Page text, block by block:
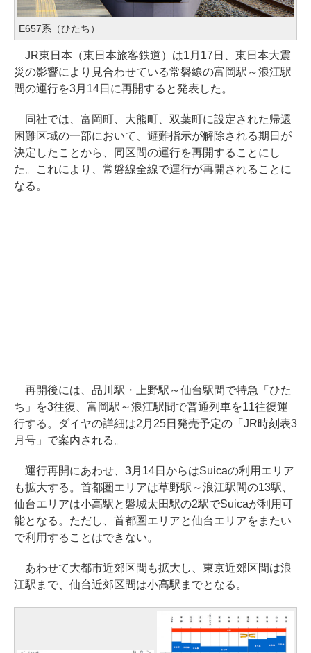
E657系（ひたち）
JR東日本（東日本旅客鉄道）は1月17日、東日本大震
災の影響により見合わせている常磐線の富岡駅～浪江駅
間の運行を3月14日に再開すると発表した。
同社では、富岡町、大熊町、双葉町に設定された帰還
困難区域の一部において、避難指示が解除される期日が
決定したことから、同区間の運行を再開することにし
た。これにより、常磐線全線で運行が再開されることに
なる。
再開後には、品川駅・上野駅～仙台駅間で特急「ひた
ち」を3往復、富岡駅～浪江駅間で普通列車を11往復運
行する。ダイヤの詳細は2月25日発売予定の「JR時刻表3
月号」で案内される。
運行再開にあわせ、3月14日からはSuicaの利用エリア
も拡大する。首都圏エリアは草野駅～浪江駅間の13駅、
仙台エリアは小高駅と磐城太田駅の2駅でSuicaが利用可
能となる。ただし、首都圏エリアと仙台エリアをまたい
で利用することはできない。
あわせて大都市近郊区間も拡大し、東京近郊区間は浪
江駅まで、仙台近郊区間は小高駅までとなる。